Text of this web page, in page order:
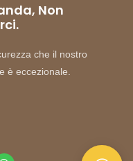
Non
che il nostro
è eccezionale.